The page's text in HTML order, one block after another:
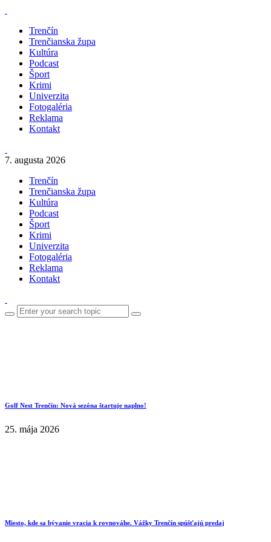
Trenčín
Trenčianska župa
Kultúra
Podcast
Šport
Krimi
Univerzita
Fotogaléria
Reklama
Kontakt
7. augusta 2026
Trenčín
Trenčianska župa
Kultúra
Podcast
Šport
Krimi
Univerzita
Fotogaléria
Reklama
Kontakt
Golf Nest Trenčín: Nová sezóna štartuje naplno!
25. mája 2026
Miesto, kde sa bývanie vracia k rovnováhe. Vážky Trenčín spúšťajú predaj